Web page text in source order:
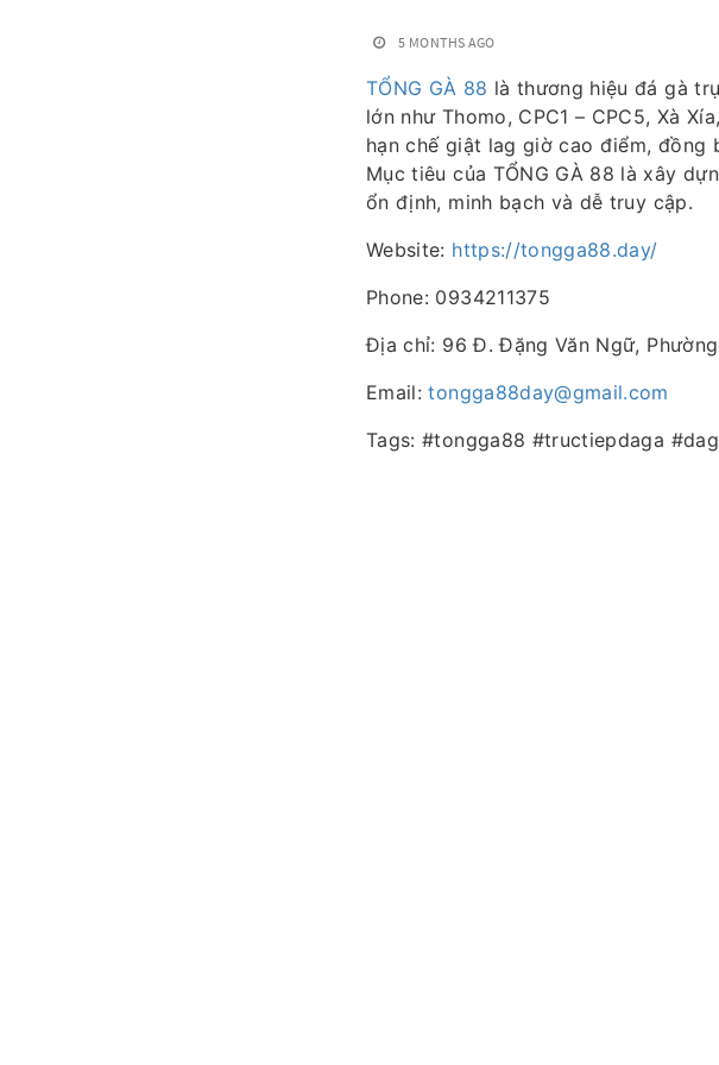
5 MONTHS AGO
TỔNG GÀ 88 là thương hiệu đá gà
lớn như Thomo, CPC1 – CPC5, Xà
hạn chế giật lag giờ cao điểm, đồng
Mục tiêu của TỔNG GÀ 88 là xây
ổn định, minh bạch và dễ truy cập.
Website: https://tongga88.day/
Phone: 0934211375
Địa chỉ: 96 Đ. Đặng Văn Ngữ,
Email:tongga88day@gmail.com
Tags: #tongga88 #tructiepdaga